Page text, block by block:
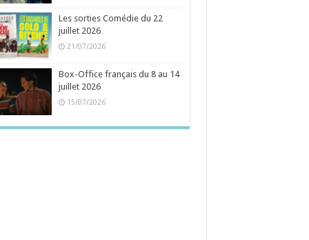
Les sorties Comédie du 22
juillet 2026
21/07/2026
Box-Office français du 8 au 14
juillet 2026
15/07/2026